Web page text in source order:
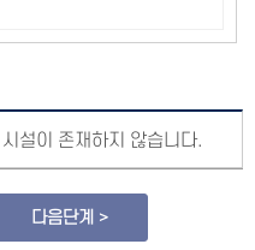
설이 존재하지 않습니다.
다음단계 >